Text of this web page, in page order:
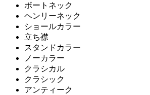
ボートネック
ヘンリーネック
ショールカラー
立ち襟
スタンドカラー
ノーカラー
クラシカル
クラシック
アンティーク